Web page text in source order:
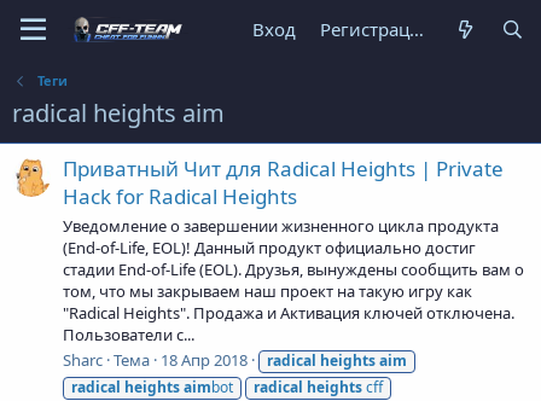
Вход Регистрация
Теги
radical heights aim
Приватный Чит для Radical Heights | Private
Hack for Radical Heights
Уведомление о завершении жизненного цикла продукта
(End-of-Life, EOL)! Данный продукт официально достиг
стадии End-of-Life (EOL). Друзья, вынуждены сообщить вам о
том, что мы закрываем наш проект на такую игру как
"Radical Heights". Продажа и Активация ключей отключена.
Пользователи с...
Sharc Тема 18 Апр 2018 radical heightsaim
radical heightsaimbot radical heightscff